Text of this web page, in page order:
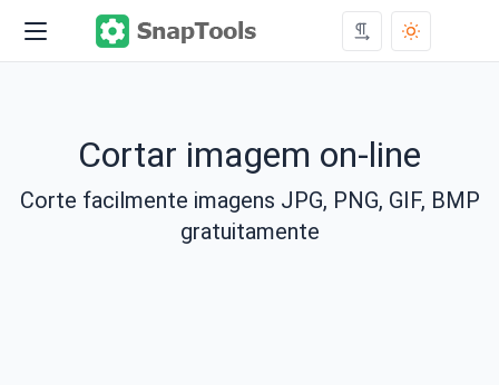
Cortar imagem on-line
Corte facilmente imagens JPG, PNG, GIF, BMP
gratuitamente